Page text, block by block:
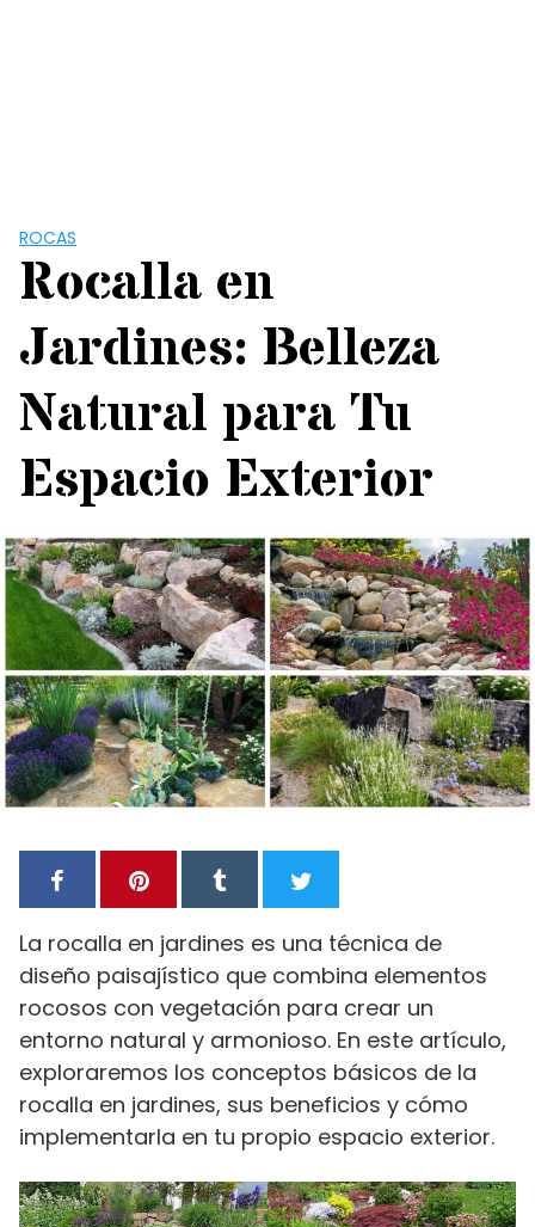
ROCAS
Rocalla en
Jardines: Belleza
Natural para Tu
Espacio Exterior
La rocalla en jardines es una técnica de
diseño paisajístico que combina elementos
rocosos con vegetación para crear un
entorno natural y armonioso. En este artículo,
exploraremos los conceptos básicos de la
rocalla en jardines, sus beneficios y cómo
implementarla en tu propio espacio exterior.